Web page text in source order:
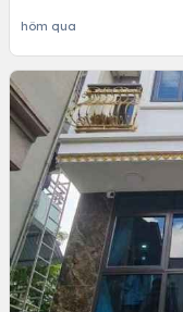
hôm qua